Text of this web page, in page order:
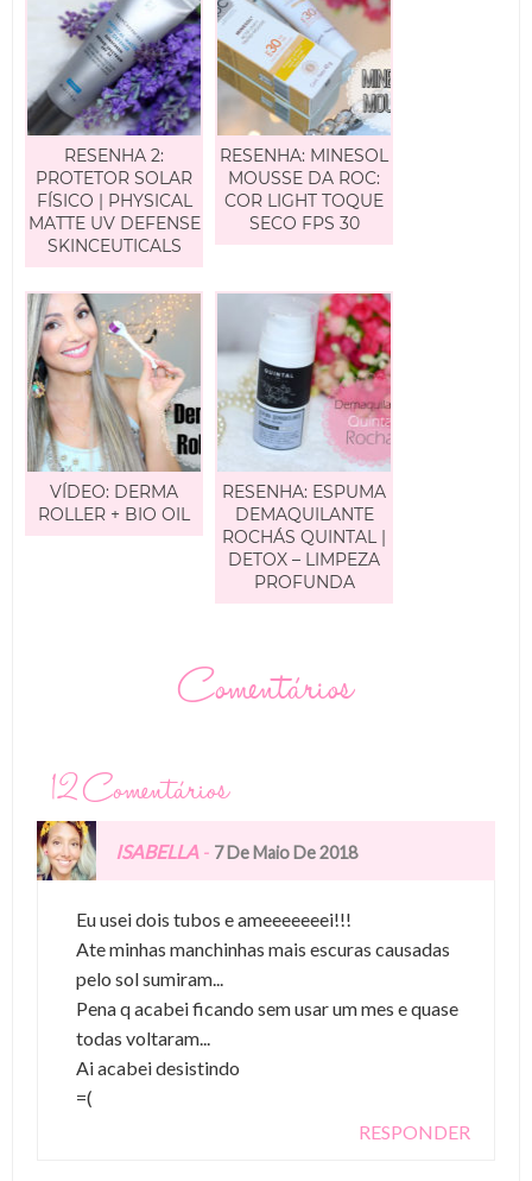
RESENHA 2:
PROTETOR SOLAR
FÍSICO | PHYSICAL
MATTE UV DEFENSE
SKINCEUTICALS
RESENHA: MINESOL
MOUSSE DA ROC:
COR LIGHT TOQUE
SECO FPS 30
VÍDEO: DERMA
ROLLER + BIO OIL
RESENHA: ESPUMA
DEMAQUILANTE
ROCHÁS QUINTAL |
DETOX – LIMPEZA
PROFUNDA
Comentários
12 Comentários
ISABELLA- 7 De Maio De 2018
Eu usei dois tubos e ameeeeeeei!!!
Ate minhas manchinhas mais escuras causadas
pelo sol sumiram...
Pena q acabei ficando sem usar um mes e quase
todas voltaram...
Ai acabei desistindo
=(
RESPONDER